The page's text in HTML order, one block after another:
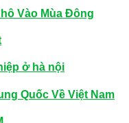
Vào Mùa Đông
ở hà nội
Quốc Về Việt Nam